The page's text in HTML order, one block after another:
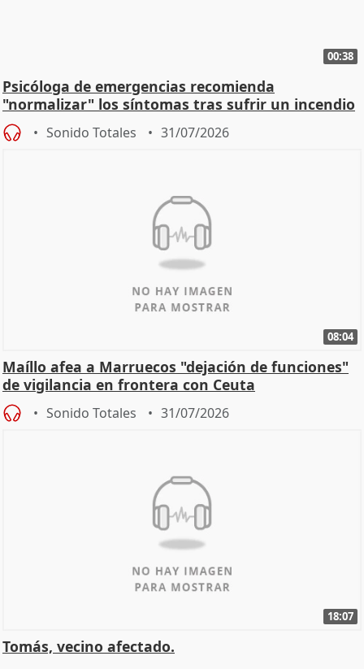
00:38
Psicóloga de emergencias recomienda
"normalizar" los síntomas tras sufrir un incendio
Sonido Totales 31/07/2026
08:04
Maíllo afea a Marruecos "dejación de funciones"
de vigilancia en frontera con Ceuta
Sonido Totales 31/07/2026
18:07
Tomás, vecino afectado.